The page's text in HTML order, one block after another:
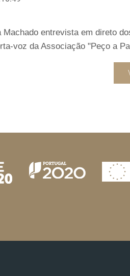
entrevista em direto
voz da Associação "Peço a